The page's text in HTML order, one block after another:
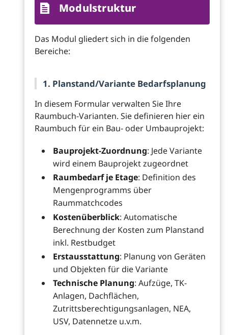
Modulstruktur
Das Modul gliedert sich in die folgenden
Bereiche:
1. Planstand/Variante Bedarfsplanung
In diesem Formular verwalten Sie Ihre
Raumbuch-Varianten. Sie definieren hier ein
Raumbuch für ein Bau- oder Umbauprojekt:
Bauprojekt-Zuordnung: Jede Variante
wird einem Bauprojekt zugeordnet
Raumbedarf je Etage: Definition des
Mengenprogramms über
Raummatchcodes
Kostenüberblick: Automatische
Berechnung der Kosten zum Planstand
inkl. Restbudget
Erstausstattung: Planung von Geräten
und Objekten für die Variante
Technische Planung: Aufzüge, TK-
Anlagen, Dachflächen,
Zutrittsberechtigungsanlagen, NEA,
USV, Datennetze u.v.m.